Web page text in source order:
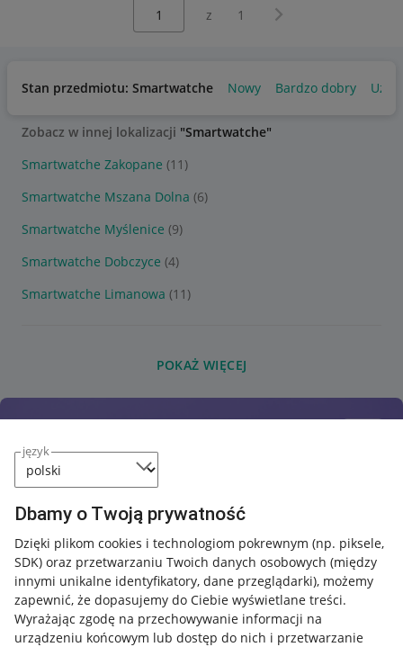
język
Dbamy o Twoją prywatność
Dzięki plikom cookies i technologiom pokrewnym (np. piksele,
SDK) oraz przetwarzaniu Twoich danych osobowych (między
innymi unikalne identyfikatory, dane przeglądarki), możemy
zapewnić, że dopasujemy do Ciebie wyświetlane treści.
Wyrażając zgodę na przechowywanie informacji na
urządzeniu końcowym lub dostęp do nich i przetwarzanie
z 1 Następna strona
Stan przedmiotu: Smartwatche Nowy Bardzo dobry
Zobacz w innej lokalizacji "Smartwatche"
Smartwatche Zakopane (11)
Smartwatche Mszana Dolna (6)
Smartwatche Myślenice (9)
Smartwatche Dobczyce (4)
Smartwatche Limanowa (11)
POKAŻ WIĘCEJ